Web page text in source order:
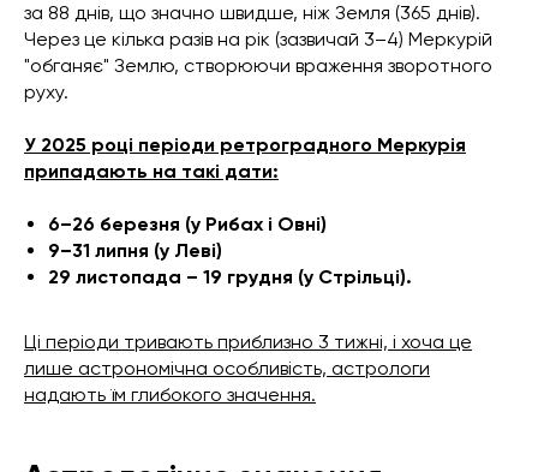
за 88 днів, що значно швидше, ніж Земля (365 днів).
Через це кілька разів на рік (зазвичай 3–4) Меркурій
"обганяє" Землю, створюючи враження зворотного
руху.
У 2025 році періоди ретроградного Меркурія
припадають на такі дати:
6–26 березня (у Рибах і Овні)
9–31 липня (у Леві)
29 листопада – 19 грудня (у Стрільці).
Ці періоди тривають приблизно 3 тижні, і хоча це
лише астрономічна особливість, астрологи
надають їм глибокого значення.